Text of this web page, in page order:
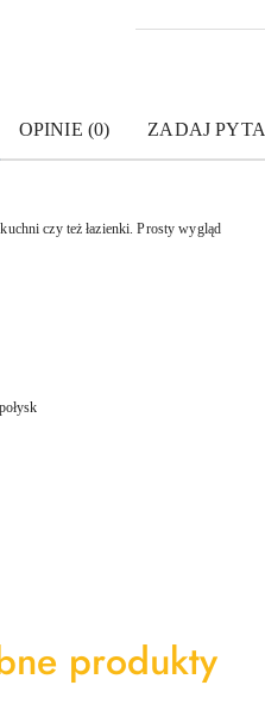
OPINIE (0) ZADAJ
czy też łazienki. Prosty wygląd
produkty